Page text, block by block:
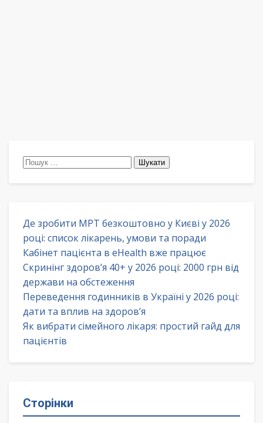
Пошук:
Де зробити МРТ безкоштовно у Києві у 2026
році: список лікарень, умови та поради
Кабінет пацієнта в eHealth вже працює
Скринінг здоров’я 40+ у 2026 році: 2000 грн від
держави на обстеження
Переведення годинників в Україні у 2026 році:
дати та вплив на здоров’я
Як вибрати сімейного лікаря: простий гайд для
пацієнтів
Сторінки